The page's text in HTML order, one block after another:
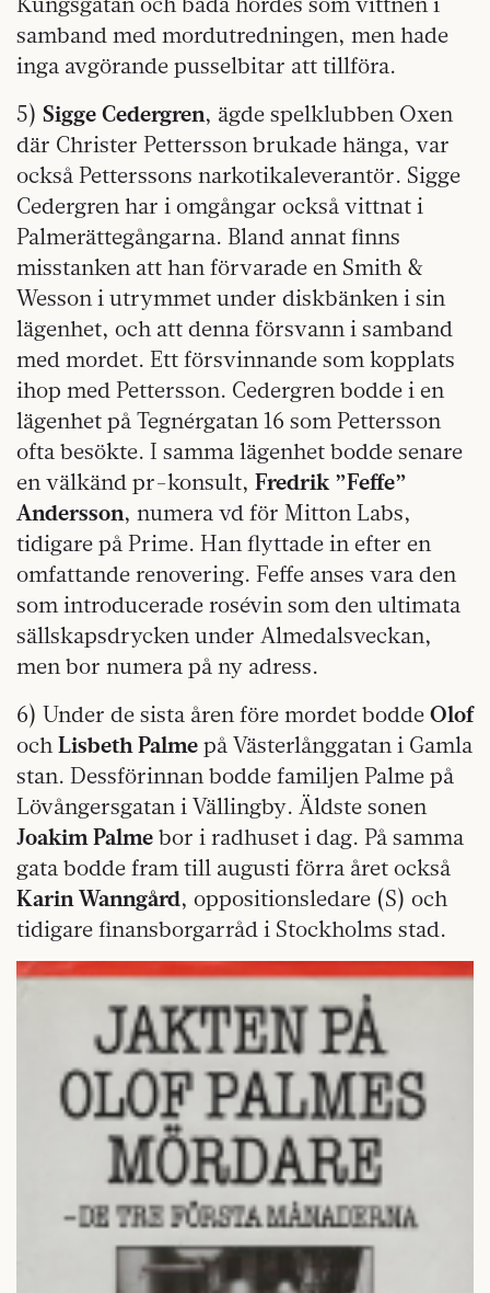
samband med mordutredningen, men hade
inga avgörande pusselbitar att tillföra.
5) Sigge Cedergren, ägde spelklubben Oxen
där Christer Pettersson brukade hänga, var
också Petterssons narkotikaleverantör. Sigge
Cedergren har i omgångar också vittnat i
Palmerättegångarna. Bland annat finns
misstanken att han förvarade en Smith &
Wesson i utrymmet under diskbänken i sin
lägenhet, och att denna försvann i samband
med mordet. Ett försvinnande som kopplats
ihop med Pettersson. Cedergren bodde i en
lägenhet på Tegnérgatan 16 som Pettersson
ofta besökte. I samma lägenhet bodde senare
en välkänd pr-konsult, Fredrik ”Feffe”
Andersson, numera vd för Mitton Labs,
tidigare på Prime. Han flyttade in efter en
omfattande renovering. Feffe anses vara den
som introducerade rosévin som den ultimata
sällskapsdrycken under Almedalsveckan,
men bor numera på ny adress.
6) Under de sista åren före mordet bodde Olof
ochLisbeth Palme på Västerlånggatan i Gamla
stan. Dessförinnan bodde familjen Palme på
Lövångersgatan i Vällingby. Äldste sonen
Joakim Palme bor i radhuset i dag. På samma
gata bodde fram till augusti förra året också
Karin Wanngård, oppositionsledare (S) och
tidigare finansborgarråd i Stockholms stad.